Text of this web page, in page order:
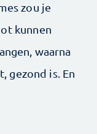
zou je
kunnen
waarna
gezond is. En